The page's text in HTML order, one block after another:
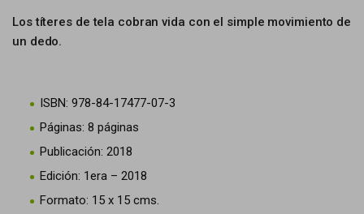
Los títeres de tela cobran vida con el simple movimiento de
un dedo.
ISBN: 978-84-17477-07-3
Páginas: 8 páginas
Publicación: 2018
Edición: 1era – 2018
Formato: 15 x 15 cms.